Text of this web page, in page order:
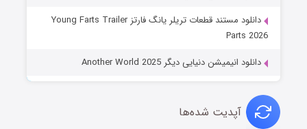
دانلود مستند قطعات تریلر یانگ فارتز Young Farts Trailer
Parts 2026
دانلود انیمیشن دنیایی دیگر Another World 2025
آپدیت شده‌ها